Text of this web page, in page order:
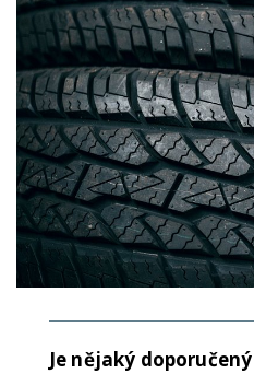
Je nějaký